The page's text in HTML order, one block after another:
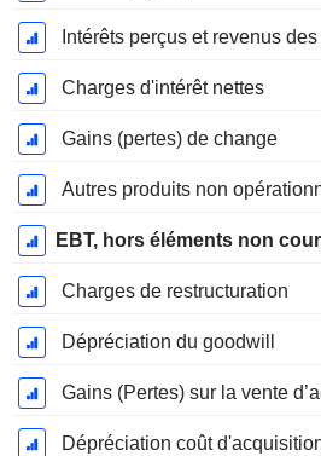
Intérêts perçus et revenus
Charges d'intérêt nettes
Gains (pertes) de change
Autres produits non
EBT, hors éléments non
Charges de restructuration
Dépréciation du goodwill
Gains (Pertes) sur la vente
Dépréciation coût